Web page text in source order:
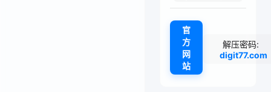
官
方
网
站
解压密码:
digit77.com